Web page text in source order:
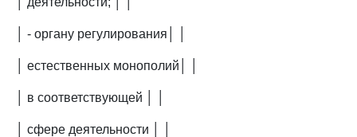
│ - органу регулирования│ │
│ естественных монополий│ │
│ в соответствующей │ │
│ сфере деятельности │ │